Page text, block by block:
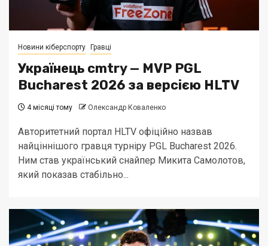
Новини кіберспорту Гравці
Українець cmtry — MVP PGL
Bucharest 2026 за версією HLTV
4 місяці тому Олександр Коваленко
Авторитетний портал HLTV офіційно назвав
найціннішого гравця турніру PGL Bucharest 2026.
Ним став український снайпер Микита Самолотов,
який показав стабільно...